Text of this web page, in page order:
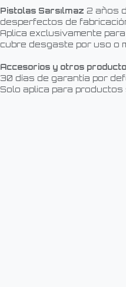
Pistolas Sarsılmaz 2 años
desperfectos de
Aplica exclusivamente
cubre desgaste por uso o
Accesorios y otros
30 días de garantía por
Solo aplica para productos